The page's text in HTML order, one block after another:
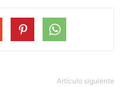
Artículo siguiente